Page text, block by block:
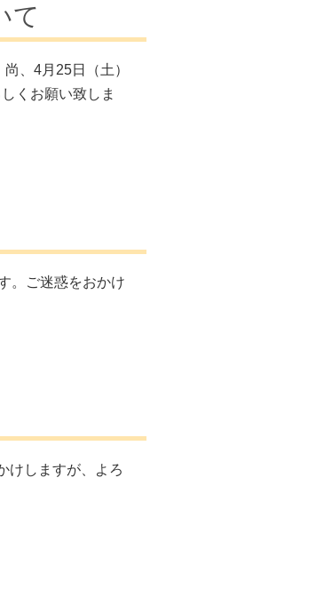
て
、4月25日（土）
くお願い致しま
。ご迷惑をおかけ
けしますが、よろ